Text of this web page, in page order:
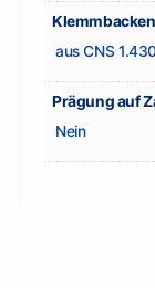
Klemmbacken
aus CNS
Prägung auf
Nein